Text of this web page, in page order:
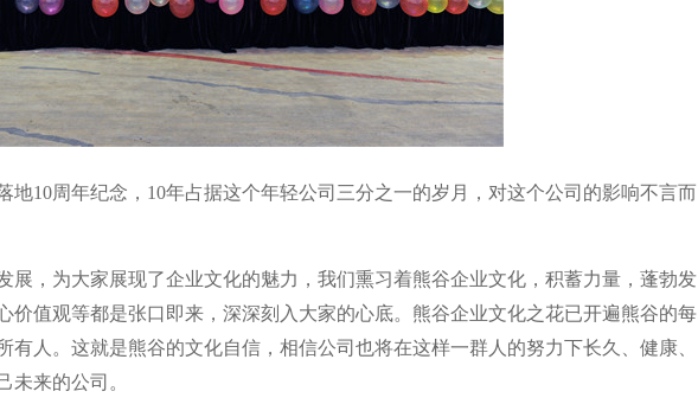
10周年纪念，10年占据这个年轻公司三分之一的岁月，对这个公司的影响不言而
展，为大家展现了企业文化的魅力，我们熏习着熊谷企业文化，积蓄力量，蓬勃发
价值观等都是张口即来，深深刻入大家的心底。熊谷企业文化之花已开遍熊谷的每
人。这就是熊谷的文化自信，相信公司也将在这样一群人的努力下长久、健康、
未来的公司。